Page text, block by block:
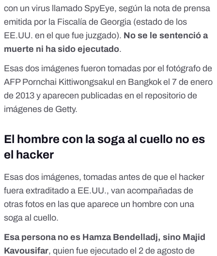
con un virus llamado SpyEye, según la nota de prensa
emitida por la Fiscalía de Georgia (estado de los
EE.UU. en el que fue juzgado). No se le sentenció a
muerte ni ha sido ejecutado.
Esas dos imágenes fueron tomadas por el fotógrafo de
AFP Pornchai Kittiwongsakul en Bangkok el 7 de enero
de 2013 y aparecen publicadas en el repositorio de
imágenes de Getty.
El hombre con la soga al cuello no es
el hacker
Esas dos imágenes, tomadas antes de que el hacker
fuera extraditado a EE.UU., van acompañadas de
otras fotos en las que aparece un hombre con una
soga al cuello.
Esa persona no es Hamza Bendelladj, sino Majid
Kavousifar, quien fue ejecutado el 2 de agosto de